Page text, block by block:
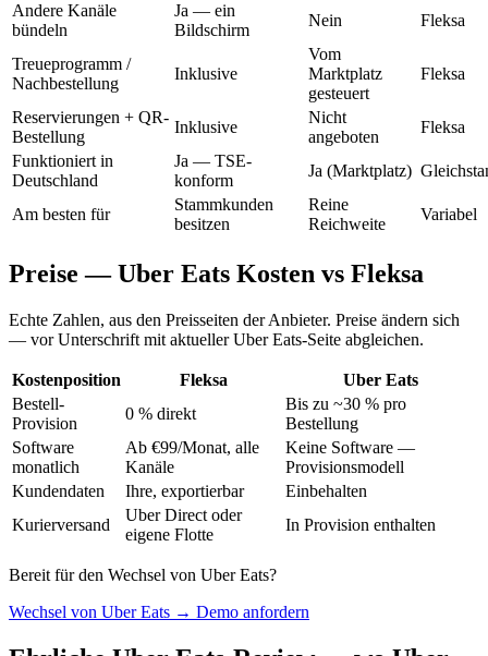
Andere Kanäle
bündeln
Ja — ein
Bildschirm
Nein Fleksa
Treueprogramm /
Nachbestellung
Inklusive
Vom
Marktplatz
gesteuert
Fleksa
Reservierungen + QR-
Bestellung
Inklusive
Nicht
angeboten
Fleksa
Funktioniert in
Deutschland
Ja — TSE-
konform
Ja (Marktplatz)
Am besten für
Stammkunden
besitzen
Reine
Reichweite
Variabel
Preise — Uber Eats Kosten vs Fleksa
Echte Zahlen, aus den Preisseiten der Anbieter. Preise ändern sich
— vor Unterschrift mit aktueller Uber Eats-Seite abgleichen.
Kostenposition Fleksa
Uber Eats
Bestell-
Provision
0 % direkt
Bis zu ~30 % pro
Bestellung
Software
monatlich
Ab €99/Monat, alle
Kanäle
Keine Software —
Provisionsmodell
Kundendaten
Ihre, exportierbar
Einbehalten
Kurierversand
Uber Direct oder
eigene Flotte
In Provision enthalten
Bereit für den Wechsel von Uber Eats?
Wechsel von Uber Eats → Demo anfordern